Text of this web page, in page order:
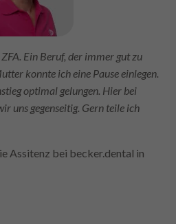
Ein Beruf, der immer gut zu
konnte ich eine Pause einlegen.
optimal gelungen. Hier bei
uns gegenseitig. Gern teile ich
Assitenz bei becker.dental in